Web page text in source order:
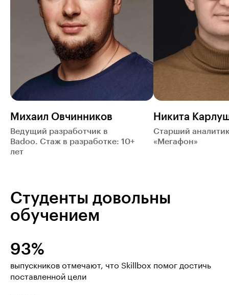
Михаил Овчинников
Ведущий разработчик в
Badoo. Стаж в разработке: 10+
лет
Никита
Старший
«Мегафон»
Студенты довольны
обучением
93%
выпускников отмечают, что Skillbox помог достичь
поставленной цели